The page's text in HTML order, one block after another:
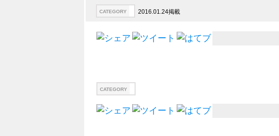
CATEGORY 2016.01.24掲載
CATEGORY